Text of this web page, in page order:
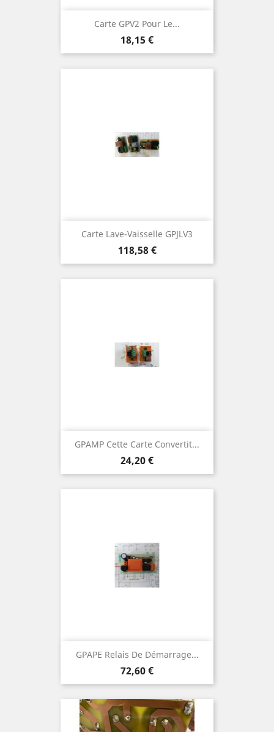
Carte GPV2 Pour Le...
Prix
18,15 €
Carte Lave-Vaisselle GPJLV3
Prix
118,58 €
GPAMP Cette Carte Convertit...
Prix
24,20 €
GPAPE Relais De Démarrage...
Prix
72,60 €